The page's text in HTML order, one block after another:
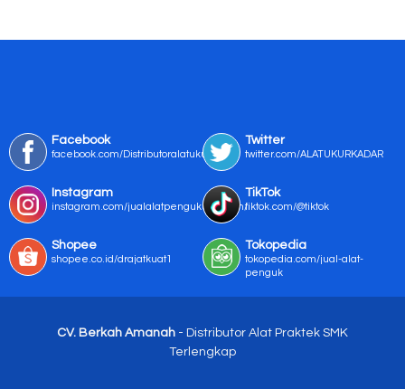
Facebook
facebook.com/Distributoralatukur
Twitter
twitter.com/ALATUKURKADAR
Instagram
instagram.com/jualalatpengukurmurah/
TikTok
tiktok.com/@tiktok
Shopee
shopee.co.id/drajatkuat1
Tokopedia
tokopedia.com/jual-alat-
penguk
CV. Berkah Amanah - Distributor Alat Praktek SMK
Terlengkap